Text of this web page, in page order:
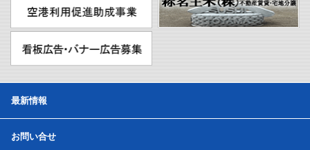
最新情報
お問い合せ